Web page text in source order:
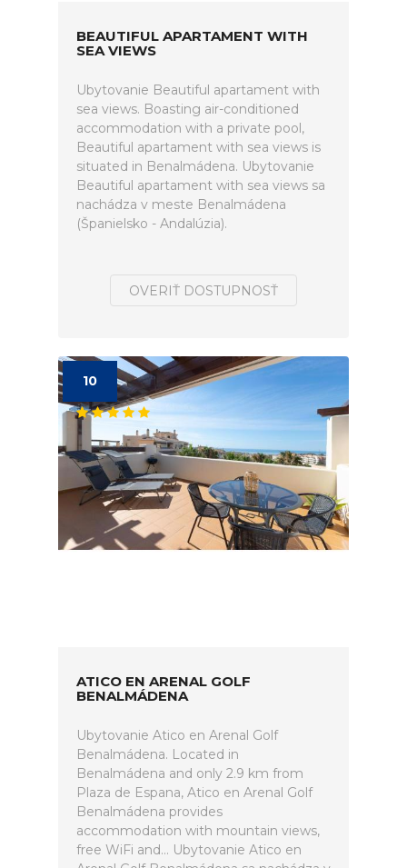
BEAUTIFUL APARTAMENT WITH
SEA VIEWS
Ubytovanie Beautiful apartament with
sea views. Boasting air-conditioned
accommodation with a private pool,
Beautiful apartament with sea views is
situated in Benalmádena. Ubytovanie
Beautiful apartament with sea views sa
nachádza v meste Benalmádena
(Španielsko - Andalúzia).
OVERIŤ DOSTUPNOSŤ
10
ATICO EN ARENAL GOLF
BENALMÁDENA
Ubytovanie Atico en Arenal Golf
Benalmádena. Located in
Benalmádena and only 2.9 km from
Plaza de Espana, Atico en Arenal Golf
Benalmádena provides
accommodation with mountain views,
free WiFi and... Ubytovanie Atico en